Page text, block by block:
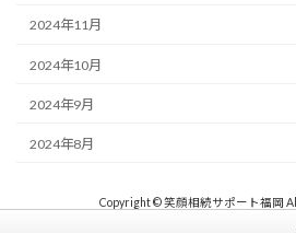
2024年11月
2024年10月
2024年9月
2024年8月
Copyright © 笑顔相続サポート福岡